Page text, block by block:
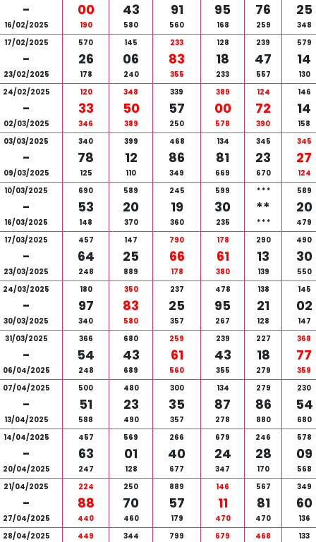
-
16/02/2025
00
190
43
580
91
560
95
168
76
259
25
348
17/02/2025
-
23/02/2025
570
26
178
145
06
240
233
83
355
128
18
233
239
47
557
579
14
130
24/02/2025
-
02/03/2025
120
33
346
348
50
389
339
57
250
389
00
578
124
72
390
146
14
158
03/03/2025
-
09/03/2025
340
78
125
399
12
110
468
86
349
134
81
669
345
23
670
345
27
124
10/03/2025
-
16/03/2025
690
53
148
589
20
370
245
19
360
599
30
235
* * *
**
* * *
589
20
479
17/03/2025
-
23/03/2025
457
64
248
147
25
889
790
66
178
178
61
380
290
13
139
490
30
550
24/03/2025
-
30/03/2025
180
97
340
350
83
580
237
25
357
478
95
267
138
21
128
145
02
147
31/03/2025
-
06/04/2025
366
54
248
680
43
689
259
61
560
239
43
355
227
18
279
368
77
359
07/04/2025
-
13/04/2025
500
51
588
480
23
490
300
35
357
134
87
278
279
86
880
230
54
680
14/04/2025
-
20/04/2025
457
63
247
569
01
128
266
40
677
679
24
347
246
28
170
578
09
568
21/04/2025
-
27/04/2025
224
88
440
250
70
460
889
57
179
146
11
470
567
81
470
349
60
136
28/04/2025
449 344 799 679 468 133